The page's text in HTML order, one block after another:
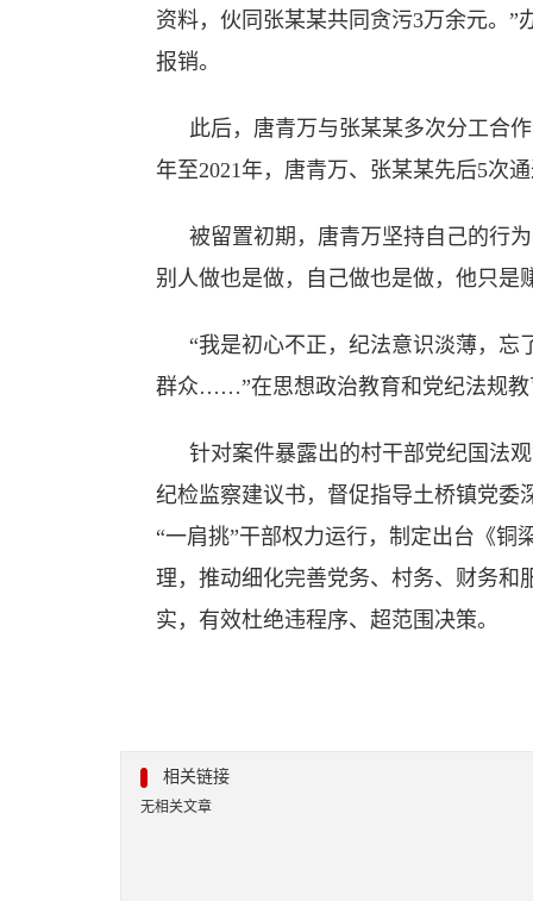
资料，伙同张某某共同贪污3万余元。
报销。
此后，唐青万与张某某多次分工合
年至2021年，唐青万、张某某先后5次
被留置初期，唐青万坚持自己的行
别人做也是做，自己做也是做，他只是
“我是初心不正，纪法意识淡薄，忘
群众……”在思想政治教育和党纪法规教
针对案件暴露出的村干部党纪国法
纪检监察建议书，督促指导土桥镇党委
“一肩挑”干部权力运行，制定出台《铜
理，推动细化完善党务、村务、财务和
实，有效杜绝违程序、超范围决策。
相关链接
无相关文章